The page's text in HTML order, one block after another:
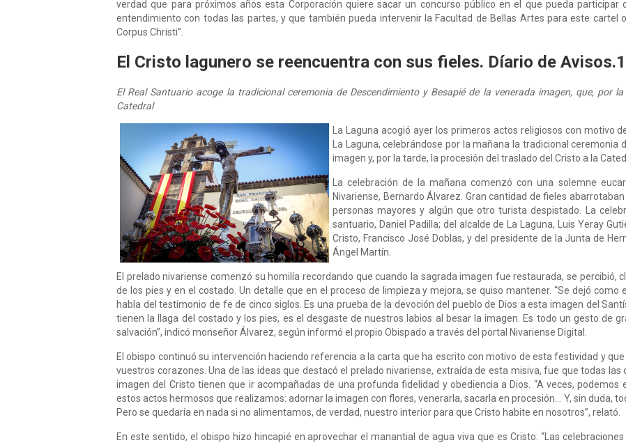
verdad que para próximos años esta Corporación quiere sacar un concurso público en el que pueda
entendimiento con todas las partes, y que también pueda intervenir la Facultad de Bellas Artes para este cartel
Corpus Christi”.
El Cristo lagunero se reencuentra con sus fieles. Díario de
El Real Santuario acoge la tradicional ceremonia de Descendimiento y Besapié de la venerada imagen, que, por
Catedral​
La Laguna acogió ayer los primeros actos religiosos con motivo
La Laguna, celebrándose por la mañana la tradicional ceremonia
imagen y, por la tarde, la procesión del traslado del Cristo a la
La celebración de la mañana comenzó con una solemne
Nivariense, Bernardo Álvarez. Gran cantidad de fieles
personas mayores y algún que otro turista despistado. La
santuario, Daniel Padilla; del alcalde de La Laguna, Luis Yeray
Cristo, Francisco José Doblas, y del presidente de la Junta de
Ángel Martín.
El prelado nivariense comenzó su homilía recordando que cuando la sagrada imagen fue restaurada, se percibió,
de los pies y en el costado. Un detalle que en el proceso de limpieza y mejora, se quiso mantener. “Se dejó
habla del testimonio de fe de cinco siglos. Es una prueba de la devoción del pueblo de Dios a esta imagen del
tienen la llaga del costado y los pies, es el desgaste de nuestros labios al besar la imagen. Es todo un gesto de
salvación”, indicó monseñor Álvarez, según informó el propio Obispado a través del portal Nivariense Digital.
El obispo continuó su intervención haciendo referencia a la carta que ha escrito con motivo de esta festividad y
vuestros corazones. Una de las ideas que destacó el prelado nivariense, extraída de esta misiva, fue que todas
imagen del Cristo tienen que ir acompañadas de una profunda fidelidad y obediencia a Dios. “A veces,
estos actos hermosos que realizamos: adornar la imagen con flores, venerarla, sacarla en procesión… Y, sin duda,
Pero se quedaría en nada si no alimentamos, de verdad, nuestro interior para que Cristo habite en nosotros”, relató.
En este sentido, el obispo hizo hincapié en aprovechar el manantial de agua viva que es Cristo: “Las